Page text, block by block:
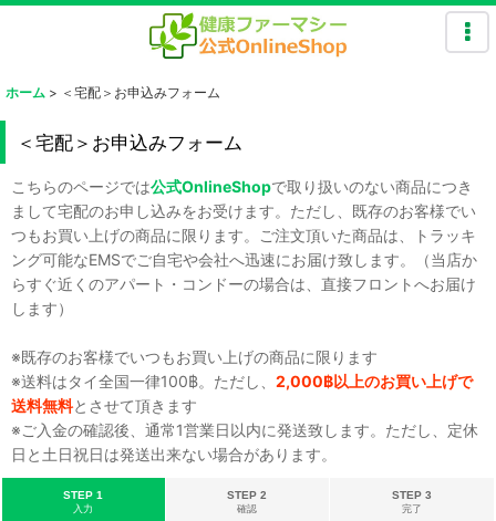
ホーム > ＜宅配＞お申込みフォーム
＜宅配＞お申込みフォーム
こちらのページでは公式OnlineShopで取り扱いのない商品につき
まして宅配のお申し込みをお受けます。ただし、既存のお客様でい
つもお買い上げの商品に限ります。ご注文頂いた商品は、トラッキ
ング可能なEMSでご自宅や会社へ迅速にお届け致します。（当店か
らすぐ近くのアパート・コンドーの場合は、直接フロントへお届け
します）
※既存のお客様でいつもお買い上げの商品に限ります
※送料はタイ全国一律100฿。ただし、 2,000฿以上のお買い上げで
送料無料とさせて頂きます
※ご入金の確認後、通常1営業日以内に発送致します。ただし、定休
日と土日祝日は発送出来ない場合があります。
STEP 1
入力
STEP 2
確認
STEP 3
完了